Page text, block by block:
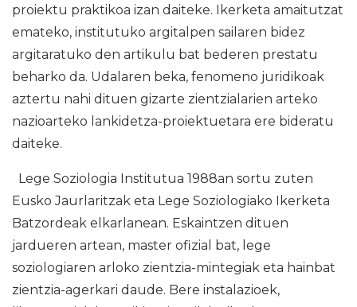
proiektu praktikoa izan daiteke. Ikerketa amaitutzat
emateko, institutuko argitalpen sailaren bidez
argitaratuko den artikulu bat bederen prestatu
beharko da. Udalaren beka, fenomeno juridikoak
aztertu nahi dituen gizarte zientzialarien arteko
nazioarteko lankidetza-proiektuetara ere bideratu
daiteke.
Lege Soziologia Institutua 1988an sortu zuten
Eusko Jaurlaritzak eta Lege Soziologiako Ikerketa
Batzordeak elkarlanean. Eskaintzen dituen
jardueren artean, master ofizial bat, lege
soziologiaren arloko zientzia-mintegiak eta hainbat
zientzia-agerkari daude. Bere instalazioek,